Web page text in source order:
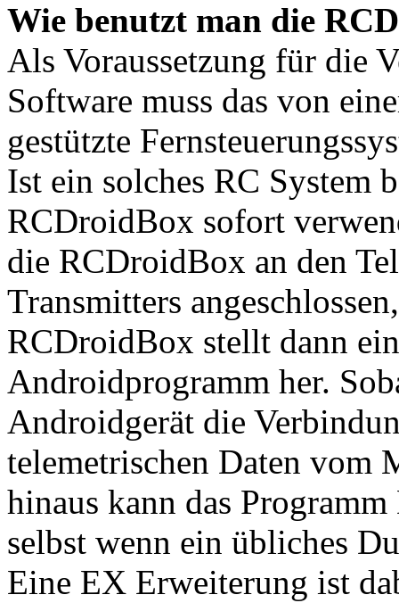
Wie benutzt man die
Als Voraussetzung für die
Software muss das von
gestützte
Ist ein solches RC System
RCDroidBox sofort
die RCDroidBox an den
Transmitters
RCDroidBox stellt dann
Androidprogramm her.
Androidgerät die
telemetrischen Daten vom
hinaus kann das
selbst wenn ein übliches
Eine EX Erweiterung ist